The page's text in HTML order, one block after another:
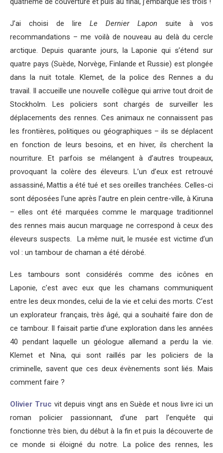
J’ai choisi de lire Le Dernier Lapon suite à vos
recommandations – me voilà de nouveau au delà du cercle
arctique. Depuis quarante jours, la Laponie qui s’étend sur
quatre pays (Suède, Norvège, Finlande et Russie) est plongée
dans la nuit totale. Klemet, de la police des Rennes a du
travail. Il accueille une nouvelle collègue qui arrive tout droit de
Stockholm. Les policiers sont chargés de surveiller les
déplacements des rennes. Ces animaux ne connaissent pas
les frontières, politiques ou géographiques – ils se déplacent
en fonction de leurs besoins, et en hiver, ils cherchent la
nourriture. Et parfois se mélangent à d’autres troupeaux,
provoquant la colère des éleveurs. L’un d’eux est retrouvé
assassiné, Mattis a été tué et ses oreilles tranchées. Celles-ci
sont déposées l’une après l’autre en plein centre-ville, à Kiruna
– elles ont été marquées comme le marquage traditionnel
des rennes mais aucun marquage ne correspond à ceux des
éleveurs suspects. La même nuit, le musée est victime d’un
vol : un tambour de chaman a été dérobé.
Les tambours sont considérés comme des icônes en
Laponie, c’est avec eux que les chamans communiquent
entre les deux mondes, celui de la vie et celui des morts. C’est
un explorateur français, très âgé, qui a souhaité faire don de
ce tambour. Il faisait partie d’une exploration dans les années
40 pendant laquelle un géologue allemand a perdu la vie.
Klemet et Nina, qui sont raillés par les policiers de la
criminelle, savent que ces deux évènements sont liés. Mais
comment faire ?
Olivier Truc vit depuis vingt ans en Suède et nous livre ici un
roman policier passionnant, d’une part l’enquête qui
fonctionne très bien, du début à la fin et puis la découverte de
ce monde si éloigné du notre. La police des rennes, les